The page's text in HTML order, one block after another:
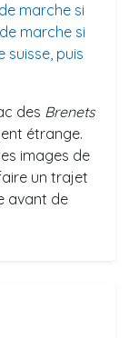
de marche si
de marche si
suisse, puis
des Brenets
étrange.
images de
un trajet
avant de